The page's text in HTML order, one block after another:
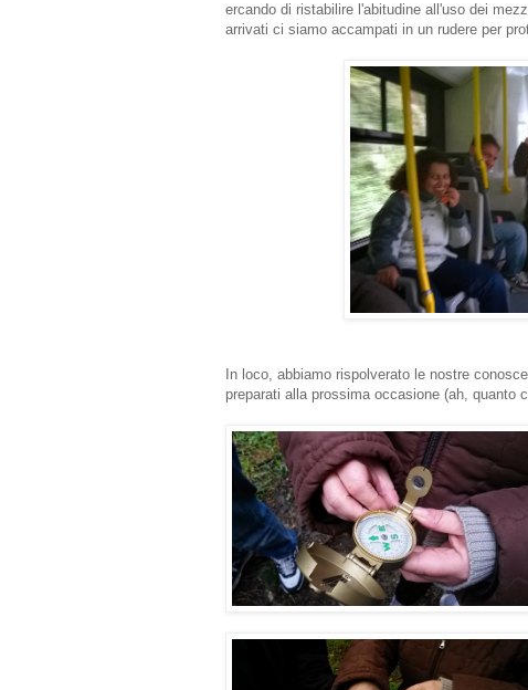
ercando di ristabilire l'abitudine all'uso dei
arrivati ci siamo accampati in un rudere per
In loco, abbiamo rispolverato le nostre
preparati alla prossima occasione (ah, quanto